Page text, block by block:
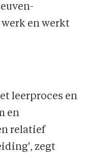
en werkt
leerproces en
en
relatief
zegt